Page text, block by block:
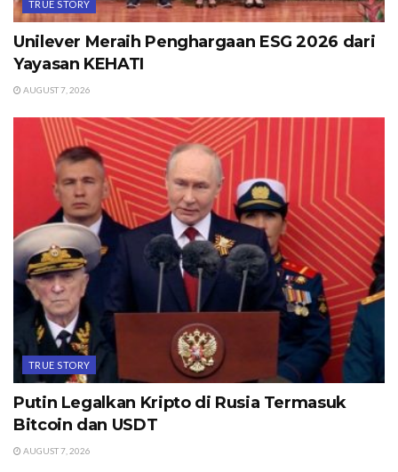
TRUE STORY
Unilever Meraih Penghargaan ESG 2026 dari
Yayasan KEHATI
AUGUST 7, 2026
TRUE STORY
Putin Legalkan Kripto di Rusia Termasuk
Bitcoin dan USDT
AUGUST 7, 2026